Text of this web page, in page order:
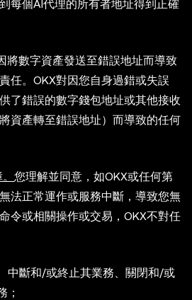
每個AI代理的所有者地址得到正確
將數字資產發送至錯誤地址而導致
任。OKX對因您自身過錯或失誤
了錯誤的數字錢包地址或其他接收
資產轉至錯誤地址）而導致的任何
您理解並同意，如OKX或任何第
法正常運作或服務中斷，導致您無
令或相關操作或交易，OKX不對任
中斷和/或終止其業務、關閉和/或
；